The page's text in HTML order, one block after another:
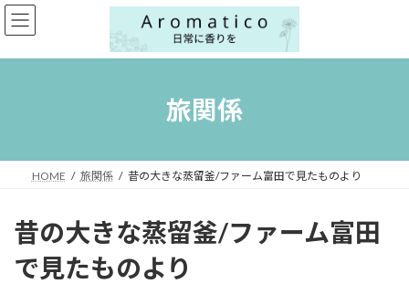
コ
ン
ン
ナ
ビ
ー
旅関係
HOME 旅関係 昔の大きな蒸留釜/ファーム富田で見たものより
昔の大きな蒸留釜/ファーム富田
で見たものより